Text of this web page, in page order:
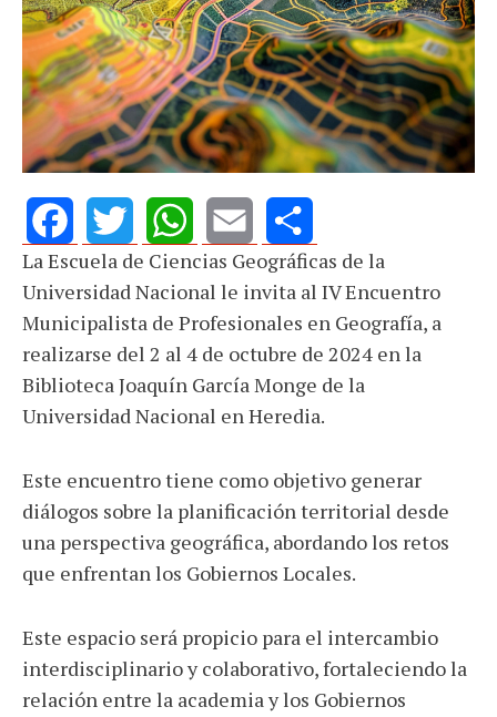
FacebookTwitter WhatsAppEmail Share
La Escuela de Ciencias Geográficas de la
Universidad Nacional le invita al IV Encuentro
Municipalista de Profesionales en Geografía, a
realizarse del 2 al 4 de octubre de 2024 en la
Biblioteca Joaquín García Monge de la
Universidad Nacional en Heredia.
Este encuentro tiene como objetivo generar
diálogos sobre la planificación territorial desde
una perspectiva geográfica, abordando los retos
que enfrentan los Gobiernos Locales.
Este espacio será propicio para el intercambio
interdisciplinario y colaborativo, fortaleciendo la
relación entre la academia y los Gobiernos